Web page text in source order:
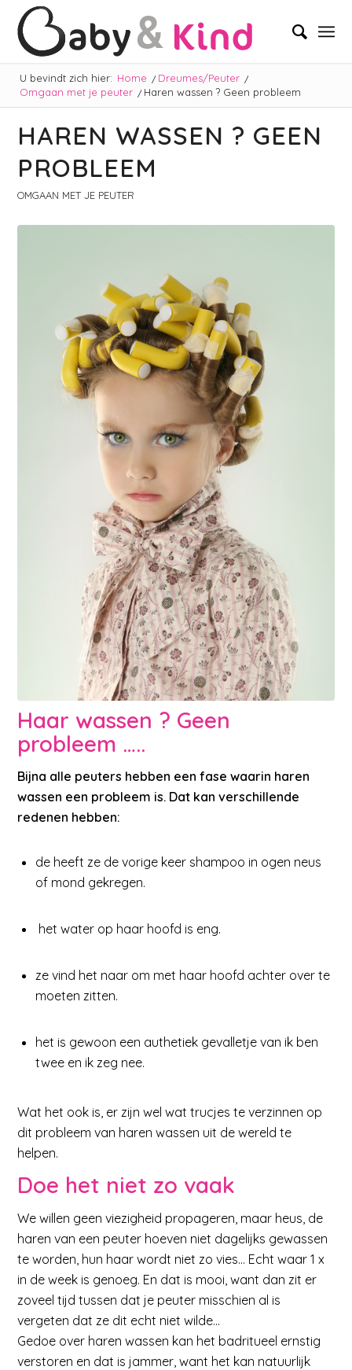
U bevindt zich hier: Home / Dreumes/Peuter /
Omgaan met je peuter / Haren wassen ? Geen probleem
HAREN WASSEN ? GEEN
PROBLEEM
OMGAAN MET JE PEUTER
Haar wassen ? Geen
probleem …..
Bijna alle peuters hebben een fase waarin haren
wassen een probleem is. Dat kan verschillende
redenen hebben:
de heeft ze de vorige keer shampoo in ogen neus
of mond gekregen.
het water op haar hoofd is eng.
ze vind het naar om met haar hoofd achter over te
moeten zitten.
het is gewoon een authetiek gevalletje van ik ben
twee en ik zeg nee.
Wat het ook is, er zijn wel wat trucjes te verzinnen op
dit probleem van haren wassen uit de wereld te
helpen.
Doe het niet zo vaak
We willen geen viezigheid propageren, maar heus, de
haren van een peuter hoeven niet dagelijks gewassen
te worden, hun haar wordt niet zo vies… Echt waar 1 x
in de week is genoeg. En dat is mooi, want dan zit er
zoveel tijd tussen dat je peuter misschien al is
vergeten dat ze dit echt niet wilde…
Gedoe over haren wassen kan het badritueel ernstig
verstoren en dat is jammer, want het kan natuurlijk